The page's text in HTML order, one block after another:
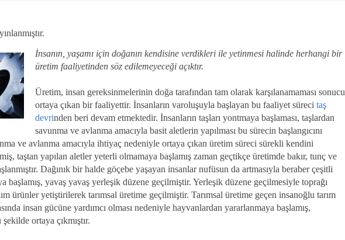
İnsanın, yaşamı için doğanın kendisine verdikleri ile yetinmesi halinde herhangi bir
üretim faaliyetinden söz edilemeyeceği açıktır.
Üretim, insan gereksinmelerinin doğa tarafından tam olarak karşılanamaması sonucu
ortaya çıkan bir faaliyettir. İnsanların varoluşuyla başlayan bu faaliyet süreci taş
devrinden beri devam etmektedir. İnsanların taşları yontmaya başlaması, taşlardan
savunma ve avlanma amacıyla basit aletlerin yapılması bu sürecin başlangıcını
ve avlanma amacıyla ihtiyaç nedeniyle ortaya çıkan üretim süreci sürekli kendini
taştan yapılan aletler yeterli olmamaya başlamış zaman geçtikçe üretimde bakır, tunç ve
Dağınık bir halde göçebe yaşayan insanlar nufüsun da artmasıyla beraber çeşitli
başlamış, yavaş yavaş yerleşik düzene geçilmiştir. Yerleşik düzene geçilmesiyle toprağı
ürünler yetiştirilerek tarımsal üretime geçilmiştir. Tarımsal üretime geçen insanoğlu tarım
insan gücüne yardımcı olması nedeniyle hayvanlardan yararlanmaya başlamış,
ortaya çıkmıştır.